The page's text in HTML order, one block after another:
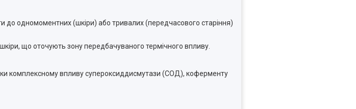
до одномоментних (шкіри) або тривалих (передчасового старіння)
що оточують зону передбачуваного термічного впливу.
комплексному впливу супероксиддисмутази (СОД), коферменту